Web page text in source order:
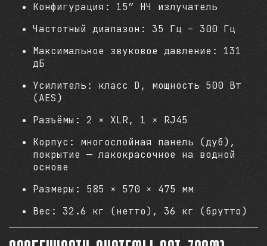
Конфигурация: 15” НЧ излучатель
Частотный диапазон: 35 Гц – 300 Гц
Максимальное звуковое давление: 131
дБ
Усилитель: класс D, мощность 500 Вт
(AES)
Разъёмы: 2 × XLR, 1 × RJ45
Корпус: многослойная панель (дуб),
покрытие — лакокрасочное на водной
основе
Размеры: 585 × 570 × 475 мм
Вес: 32.6 кг (нетто), 36 кг (брутто)